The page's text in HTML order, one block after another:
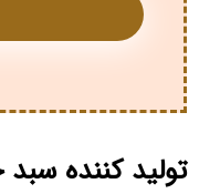
تولید کننده